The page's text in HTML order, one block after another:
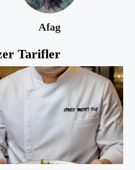
Afag
Tarifler